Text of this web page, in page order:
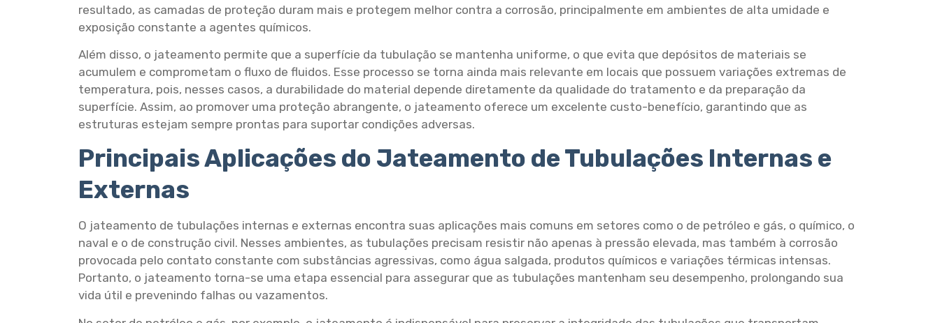
resultado, as camadas de proteção duram mais e protegem melhor contra a corrosão, principalmente em ambientes de alta umidade e
exposição constante a agentes químicos.
Além disso, o jateamento permite que a superfície da tubulação se mantenha uniforme, o que evita que depósitos de materiais se
acumulem e comprometam o fluxo de fluidos. Esse processo se torna ainda mais relevante em locais que possuem variações extremas de
temperatura, pois, nesses casos, a durabilidade do material depende diretamente da qualidade do tratamento e da preparação da
superfície. Assim, ao promover uma proteção abrangente, o jateamento oferece um excelente custo-benefício, garantindo que as
estruturas estejam sempre prontas para suportar condições adversas.
Principais Aplicações do Jateamento de Tubulações Internas e
Externas
O jateamento de tubulações internas e externas encontra suas aplicações mais comuns em setores como o de petróleo e gás, o químico, o
naval e o de construção civil. Nesses ambientes, as tubulações precisam resistir não apenas à pressão elevada, mas também à corrosão
provocada pelo contato constante com substâncias agressivas, como água salgada, produtos químicos e variações térmicas intensas.
Portanto, o jateamento torna-se uma etapa essencial para assegurar que as tubulações mantenham seu desempenho, prolongando sua
vida útil e prevenindo falhas ou vazamentos.